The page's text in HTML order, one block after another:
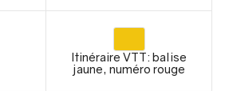
Itinéraire VTT: balise
jaune, numéro rouge